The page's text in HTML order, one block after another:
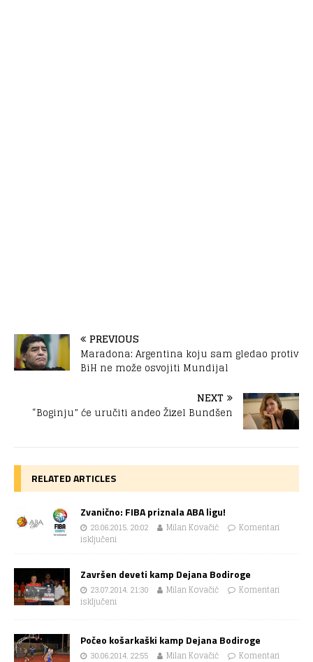
PREVIOUS
Maradona: Argentina koju sam gledao protiv
BiH ne može osvojiti Mundijal
NEXT
“Boginju” će uručiti anđeo Žizel Bundšen
RELATED ARTICLES
Zvanično: FIBA priznala ABA ligu!
28.06.2015. 20:02 Milan Kovačić
Komentari
isključeni
Završen deveti kamp Dejana Bodiroge
23.07.2014. 21:30 Milan Kovačić
Komentari
isključeni
Počeo košarkaški kamp Dejana Bodiroge
30.06.2014. 22:55 Milan Kovačić
Komentari